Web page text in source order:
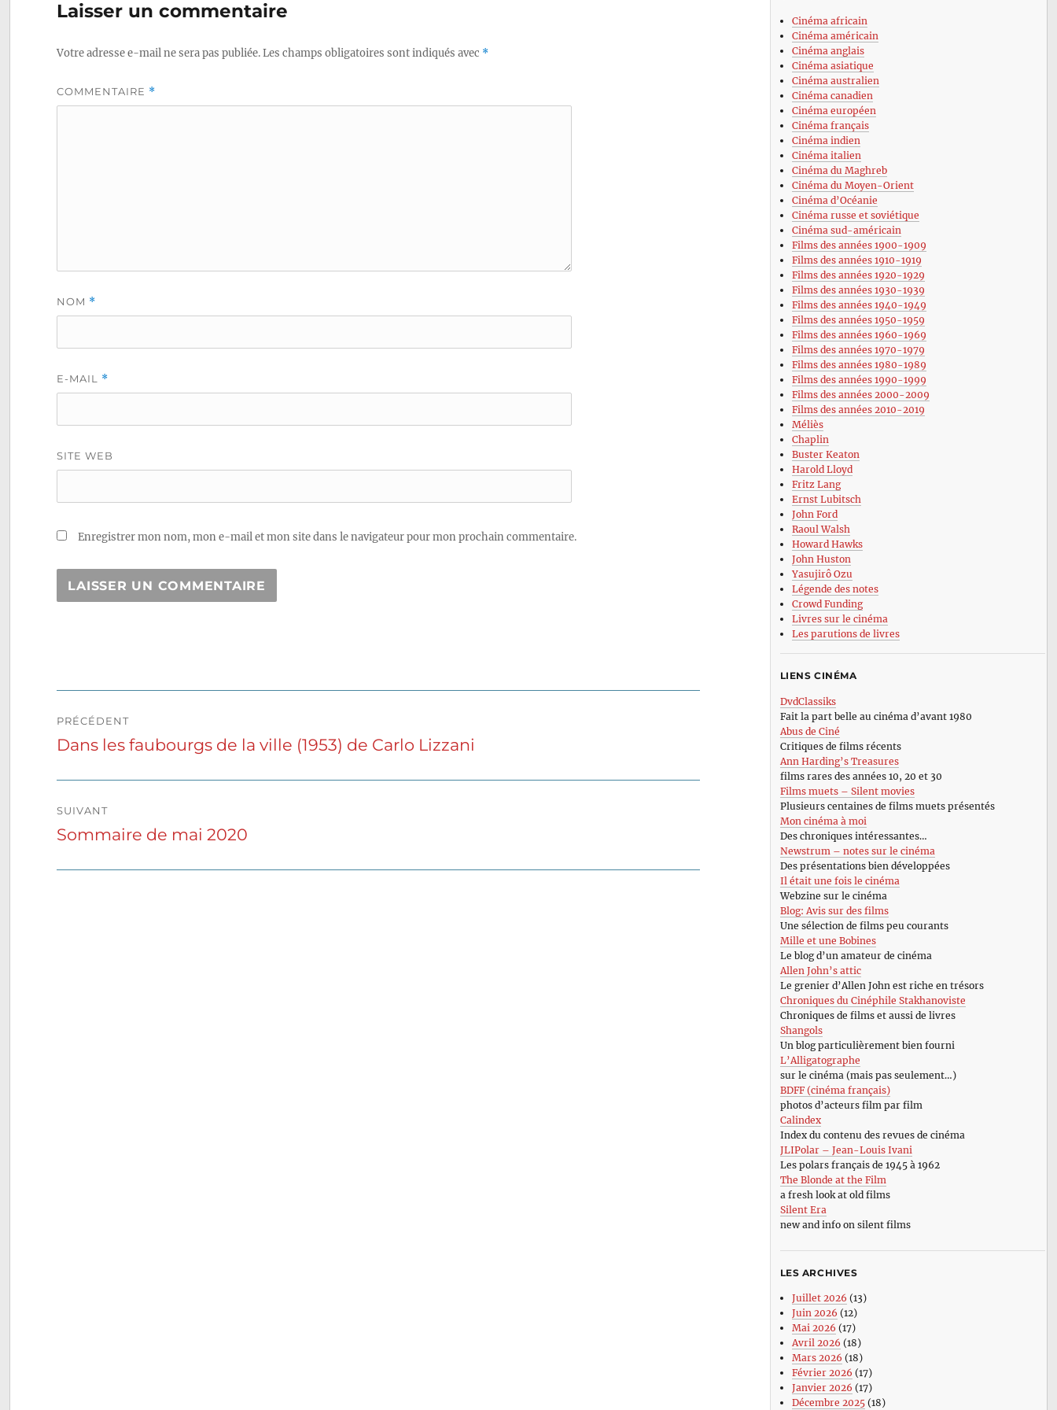
Laisser un commentaire
Votre adresse e-mail ne sera pas publiée.Les champs obligatoires sont indiqués avec *
COMMENTAIRE *
NOM *
E-MAIL *
SITE WEB
Enregistrer mon nom, mon e-mail et mon site dans le navigateur pour mon prochain commentaire.
de
PRÉCÉDENT
Publication
Dans les faubourgs de la ville (1953) de Carlo Lizzani
SUIVANT
Publication
Sommaire de mai 2020
Cinéma africain
Cinéma américain
Cinéma anglais
Cinéma asiatique
Cinéma australien
Cinéma canadien
Cinéma européen
Cinéma français
Cinéma indien
Cinéma italien
Cinéma du Maghreb
Cinéma du Moyen-Orient
Cinéma d’Océanie
Cinéma russe et soviétique
Cinéma sud-américain
Films des années 1900-1909
Films des années 1910-1919
Films des années 1920-1929
Films des années 1930-1939
Films des années 1940-1949
Films des années 1950-1959
Films des années 1960-1969
Films des années 1970-1979
Films des années 1980-1989
Films des années 1990-1999
Films des années 2000-2009
Films des années 2010-2019
Méliès
Chaplin
Buster Keaton
Harold Lloyd
Fritz Lang
Ernst Lubitsch
John Ford
Raoul Walsh
Howard Hawks
John Huston
Yasujirô Ozu
Légende des notes
Crowd Funding
Livres sur le cinéma
Les parutions de livres
LIENS CINÉMA
DvdClassiks
Fait la part belle au cinéma d’avant 1980
Abus de Ciné
Critiques de films récents
Ann Harding’s Treasures
films rares des années 10, 20 et 30
Films muets – Silent movies
Plusieurs centaines de films muets présentés
Mon cinéma à moi
Des chroniques intéressantes…
Newstrum – notes sur le cinéma
Des présentations bien développées
Il était une fois le cinéma
Webzine sur le cinéma
Blog: Avis sur des films
Une sélection de films peu courants
Mille et une Bobines
Le blog d’un amateur de cinéma
Allen John’s attic
Le grenier d’Allen John est riche en trésors
Chroniques du Cinéphile Stakhanoviste
Chroniques de films et aussi de livres
Shangols
Un blog particulièrement bien fourni
L’Alligatographe
sur le cinéma (mais pas seulement…)
BDFF (cinéma français)
photos d’acteurs film par film
Calindex
Index du contenu des revues de cinéma
JLIPolar – Jean-Louis Ivani
Les polars français de 1945 à 1962
The Blonde at the Film
a fresh look at old films
Silent Era
new and info on silent films
LES ARCHIVES
Juillet 2026 (13)
Juin 2026 (12)
Mai 2026 (17)
Avril 2026 (18)
Mars 2026 (18)
Février 2026 (17)
Janvier 2026 (17)
Décembre 2025(18)